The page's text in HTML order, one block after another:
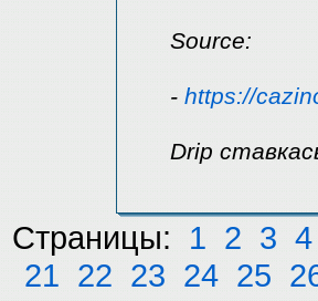
Source:
- https://
Drip
Страницы: 1 2 3 4
21 22 23 24 25